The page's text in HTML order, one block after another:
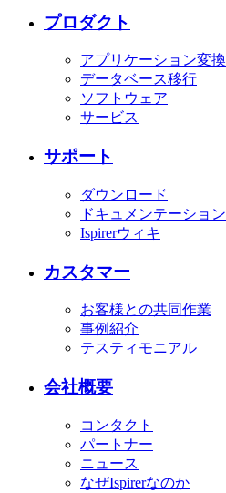
プロダクト
アプリケーション変換
データベース移行
ソフトウェア
サービス
サポート
ダウンロード
ドキュメンテーション
Ispirerウィキ
カスタマー
お客様との共同作業
事例紹介
テスティモニアル
会社概要
コンタクト
パートナー
ニュース
なぜIspirerなのか